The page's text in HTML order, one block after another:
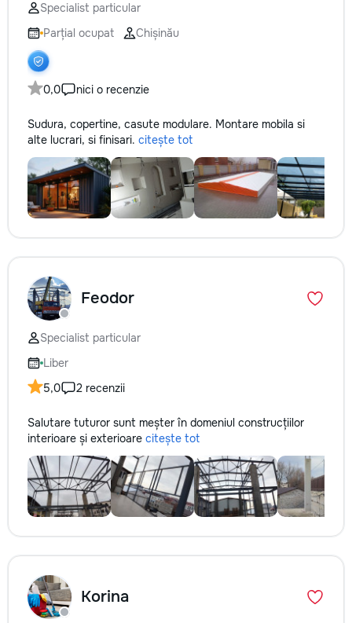
Specialist particular
Parțial ocupat
Chișinău
0,0 nici o recenzie
Sudura, copertine, casute modulare. Montare mobila si
alte lucrari, si finisari. citește tot
Feodor
Specialist particular
Liber
5,0
2 recenzii
Salutare tuturor sunt meșter în domeniul construcțiilor
interioare și exterioare citește tot
Korina